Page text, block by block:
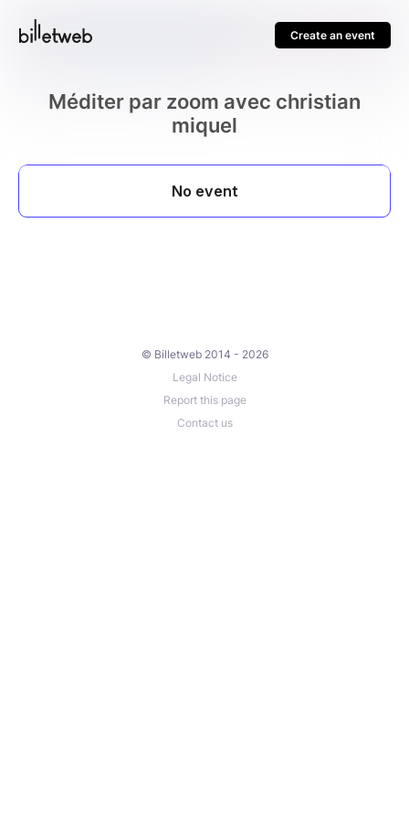
Create an event
Méditer par zoom avec christian
miquel
© Billetweb 2014 - 2026
Legal Notice
Report this page
Contact us